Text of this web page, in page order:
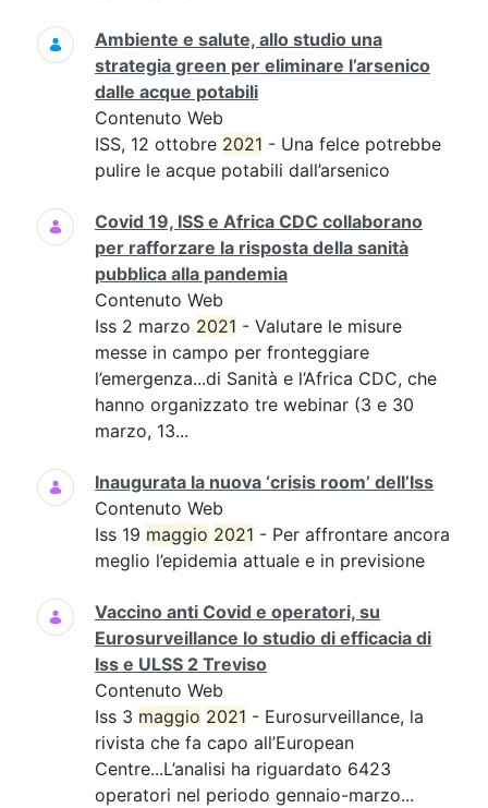
Ambiente e salute, allo studio una
strategia green per eliminare l’arsenico
dalle acque potabili
Contenuto Web
ISS, 12 ottobre 2021 - Una felce potrebbe
pulire le acque potabili dall’arsenico
Covid 19, ISS e Africa CDC collaborano
per rafforzare la risposta della sanità
pubblica alla pandemia
Contenuto Web
Iss 2 marzo 2021 - Valutare le misure
messe in campo per fronteggiare
l’emergenza...di Sanità e l’Africa CDC, che
hanno organizzato tre webinar (3 e 30
marzo, 13...
Inaugurata la nuova ‘crisis room’ dell’Iss
Contenuto Web
Iss 19 maggio 2021 - Per affrontare ancora
meglio l’epidemia attuale e in previsione
Vaccino anti Covid e operatori, su
Eurosurveillance lo studio di efficacia di
Iss e ULSS 2 Treviso
Contenuto Web
Iss 3 maggio 2021 - Eurosurveillance, la
rivista che fa capo all’European
Centre...L’analisi ha riguardato 6423
operatori nel periodo gennaio-marzo...